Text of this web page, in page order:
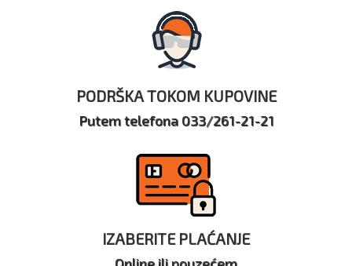
PODRŠKA TOKOM KUPOVINE
Putem telefona 033/261-21-21
IZABERITE PLAĆANJE